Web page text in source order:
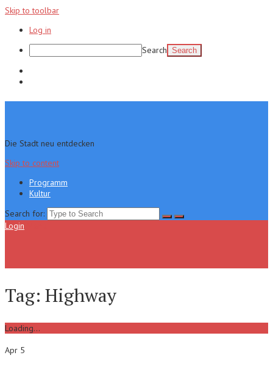
Skip to toolbar
Log in
Search
Die Stadt neu entdecken
Skip to content
Programm
Kultur
Search for:
Login
Tag: Highway
Loading...
Apr 5